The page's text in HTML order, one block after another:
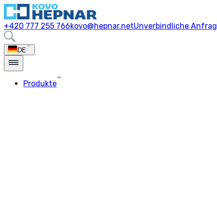
+420 777 255 766kovo@hepnar.netUnverbindliche
DE
Produkte